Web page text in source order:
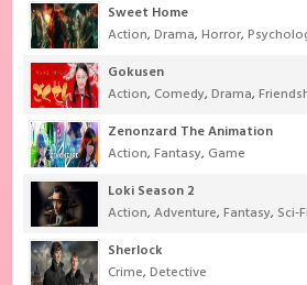
Sweet Home
Action,Drama,Horror,
Gokusen
Action, Comedy,Drama,
Zenonzard The Animation
Action,Fantasy, Game
Loki Season 2
Action,Adventure,Fantasy, Sci-Fi
Sherlock
Crime,Detective